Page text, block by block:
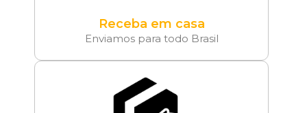
Receba em casa
Enviamos para todo Brasil